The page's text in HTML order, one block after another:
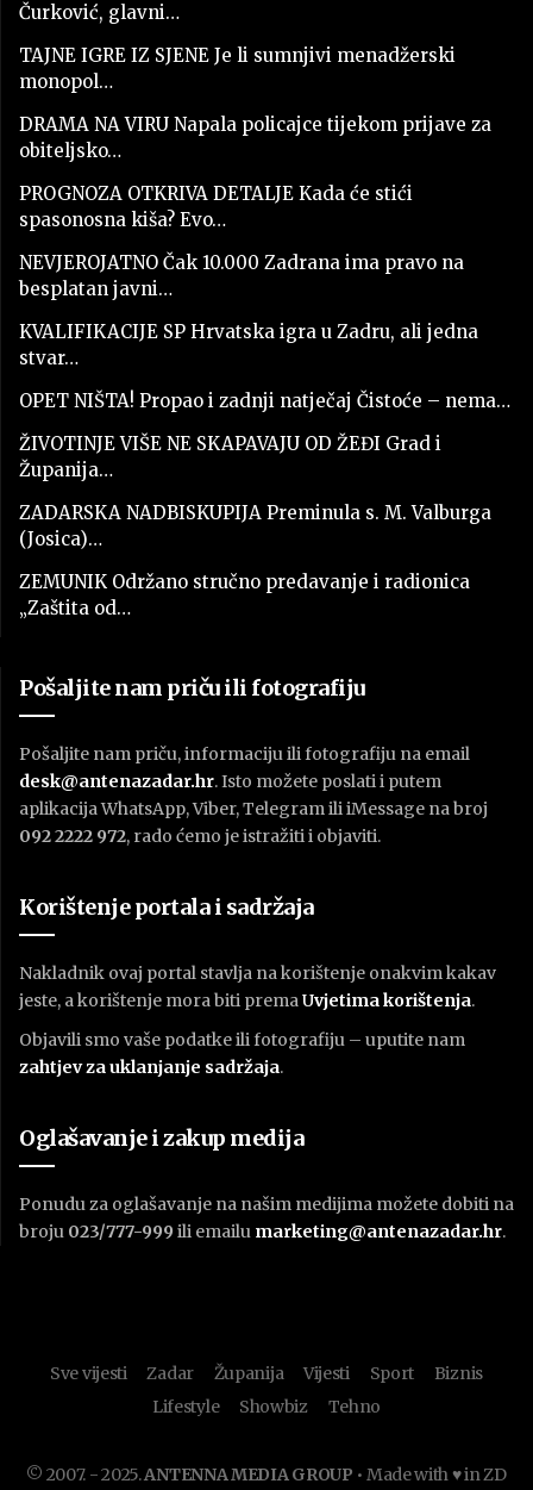
Čurković, glavni…
TAJNE IGRE IZ SJENE Je li sumnjivi menadžerski
monopol…
DRAMA NA VIRU Napala policajce tijekom prijave za
obiteljsko…
PROGNOZA OTKRIVA DETALJE Kada će stići
spasonosna kiša? Evo…
NEVJEROJATNO Čak 10.000 Zadrana ima pravo na
besplatan javni…
KVALIFIKACIJE SP Hrvatska igra u Zadru, ali jedna
stvar…
OPET NIŠTA! Propao i zadnji natječaj Čistoće – nema…
ŽIVOTINJE VIŠE NE SKAPAVAJU OD ŽEĐI Grad i
Županija…
ZADARSKA NADBISKUPIJA Preminula s. M. Valburga
(Josica)…
ZEMUNIK Održano stručno predavanje i radionica
„Zaštita od…
Pošaljite nam priču ili fotografiju
Pošaljite nam priču, informaciju ili fotografiju na email
desk@antenazadar.hr. Isto možete poslati i putem
aplikacija WhatsApp, Viber, Telegram ili iMessage na broj
092 2222 972, rado ćemo je istražiti i objaviti.
Korištenje portala i sadržaja
Nakladnik ovaj portal stavlja na korištenje onakvim kakav
jeste, a korištenje mora biti premaUvjetima korištenja.
Objavili smo vaše podatke ili fotografiju – uputite nam
zahtjev za uklanjanje sadržaja.
Oglašavanje i zakup medija
Ponudu za oglašavanje na našim medijima možete dobiti na
broju 023/777-999 ili emailu marketing@antenazadar.hr.
Sve vijesti Zadar Županija Vijesti Sport
Biznis
Lifestyle
Showbiz Tehno
© 2007. - 2025.ANTENNA MEDIA GROUP • Made with ♥ in ZD